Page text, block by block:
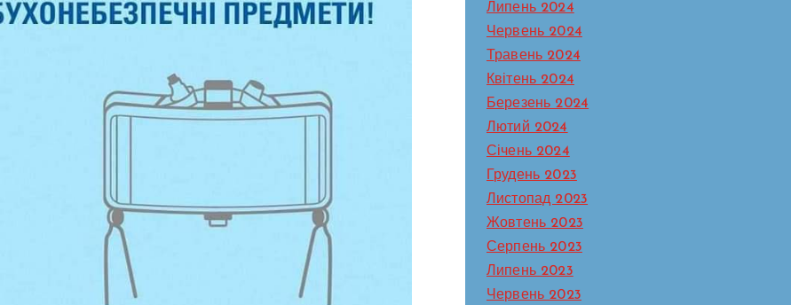
Липень 2024
Червень 2024
Травень 2024
Квітень 2024
Березень 2024
Лютий 2024
Січень 2024
Грудень 2023
Листопад 2023
Жовтень 2023
Серпень 2023
Липень 2023
Червень 2023